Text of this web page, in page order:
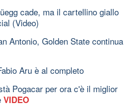
cade, ma il cartellino giallo
(Video)
Antonio, Golden State continua
Aru è al completo
Pogacar per ora c'è il miglior
VIDEO